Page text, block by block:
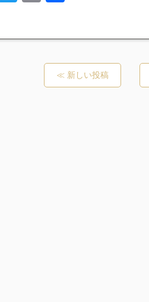
≪ 新しい投稿